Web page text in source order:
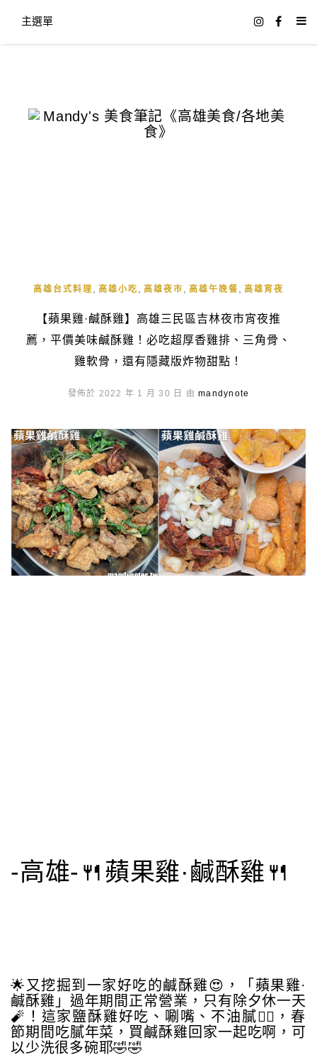
主選單
高雄台式料理 高雄小吃 高雄夜市 高雄午晚餐 高雄宵夜
【蘋果雞·鹹酥雞】高雄三民區吉林夜市宵夜推
薦，平價美味鹹酥雞！必吃超厚香雞排、三角骨、
雞軟骨，還有隱藏版炸物甜點！
發佈於 2022 年 1 月 30 日 由mandynote
-高雄-🍴蘋果雞·鹹酥雞🍴
🌟又挖掘到一家好吃的鹹酥雞😍，「蘋果雞·
鹹酥雞」過年期間正常營業，只有除夕休一天
🧨！這家鹽酥雞好吃、唰嘴、不油膩👍🏻，春
節期間吃膩年菜，買鹹酥雞回家一起吃啊，可
以少洗很多碗耶🤣🤣